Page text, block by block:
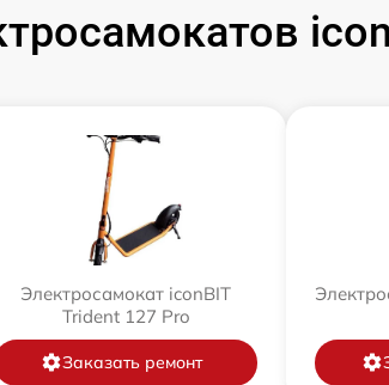
Электросамокат iconBIT
Trident 127 Pro
Заказать ремонт